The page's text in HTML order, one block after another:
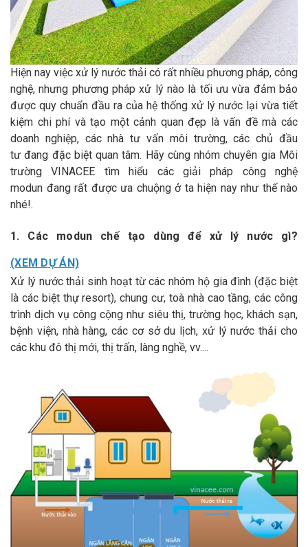
Hiện nay việc xử lý nước thải có rất nhiều phương pháp, công
nghệ, nhưng phương pháp xử lý nào là tối ưu vừa đảm bảo
được quy chuẩn đầu ra của hệ thống xử lý nước lại vừa tiết
kiệm chi phí và tạo một cảnh quan đẹp là vấn đề mà các
doanh nghiệp, các nhà tư vấn môi trường, các chủ đầu
tư đang đặc biệt quan tâm. Hãy cùng nhóm chuyên gia Môi
trường VINACEE tìm hiểu các giải pháp công nghệ
modun đang rất được ưa chuộng ở ta hiện nay như thế nào
nhé!.
1. Các modun chế tạo dùng để xử lý nước gì?
(XEM DỰ ÁN)
Xử lý nước thải sinh hoạt từ các nhóm hộ gia đình (đặc biệt
là các biệt thự resort), chung cư, toà nhà cao tầng, các công
trình dịch vụ công cộng như siêu thị, trường học, khách sạn,
bệnh viện, nhà hàng, các cơ sở du lịch, xử lý nước thải cho
các khu đô thị mới, thị trấn, làng nghề, vv....